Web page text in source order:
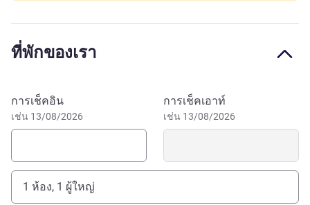
culinary experience and unusual, remarkable touristic
spots. Visit Colônia Mergulhão (Caminho do Vinho), the
Araucaria Winery and/or the Atílio Rocco Municipal
Whether on business or leisure, alone or with family, the
ibis Budget Curitiba Airport Hotel is perfect for convenience
Welcome to the Ibis Budget Curitiba Airport Hotel. A
friendly and optimum location with intelligent
ที่พักของเรา
จองโรงแรมนี้
การเช็คอิน
เช่น 13/08/2026
การเช็คเอาท์
เช่น 13/08/2026
1 ห้อง, 1 ผู้ใหญ่